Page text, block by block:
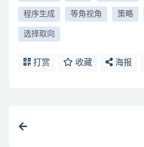
程序生成 等角视角 策略
选择取向
打赏 收藏 海报